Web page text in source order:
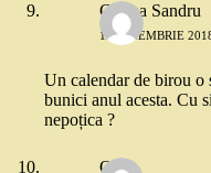
Corina Sandru
13 NOIEMBRIE
Un calendar de birou o
bunici anul acesta. Cu
nepoțica ?
Orsi